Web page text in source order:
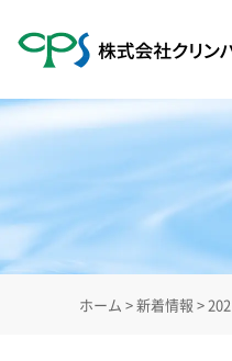
ホーム >新着情報 >